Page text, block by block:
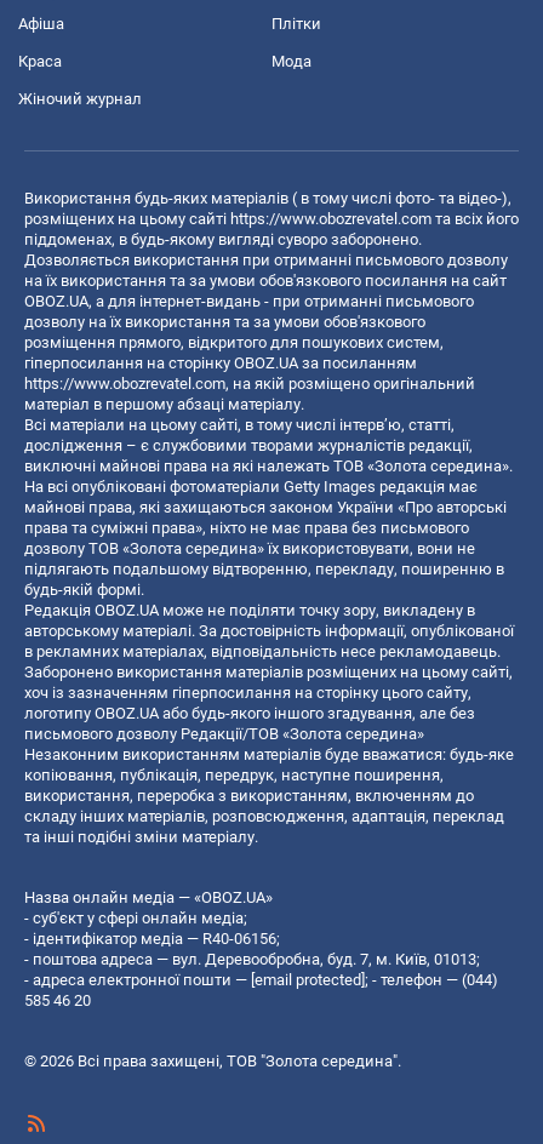
Афіша Плітки
Краса Мода
Жіночий журнал
Використання будь-яких матеріалів ( в тому числі фото- та відео-),
розміщених на цьому сайті https://www.obozrevatel.com та всіх його
піддоменах, в будь-якому вигляді суворо заборонено.
Дозволяється використання при отриманні письмового дозволу
на їх використання та за умови обов'язкового посилання на сайт
OBOZ.UA, а для інтернет-видань - при отриманні письмового
дозволу на їх використання та за умови обов'язкового
розміщення прямого, відкритого для пошукових систем,
гіперпосилання на сторінку OBOZ.UA за посиланням
https://www.obozrevatel.com, на якій розміщено оригінальний
матеріал в першому абзаці матеріалу.
Всі матеріали на цьому сайті, в тому числі інтерв’ю, статті,
дослідження – є службовими творами журналістів редакції,
виключні майнові права на які належать ТОВ «Золота середина».
На всі опубліковані фотоматеріали Getty Images редакція має
майнові права, які захищаються законом України «Про авторські
права та суміжні права», ніхто не має права без письмового
дозволу ТОВ «Золота середина» їх використовувати, вони не
підлягають подальшому відтворенню, перекладу, поширенню в
будь-якій формі.
Редакція OBOZ.UA може не поділяти точку зору, викладену в
авторському матеріалі. За достовірність інформації, опублікованої
в рекламних матеріалах, відповідальність несе рекламодавець.
Заборонено використання матеріалів розміщених на цьому сайті,
хоч із зазначенням гіперпосилання на сторінку цього сайту,
логотипу OBOZ.UA або будь-якого іншого згадування, але без
письмового дозволу Редакції/ТОВ «Золота середина»
Незаконним використанням матеріалів буде вважатися: будь-яке
копiювання, публiкацiя, передрук, наступне поширення,
використання, переробка з використанням, включенням до
складу інших матеріалів, розповсюдження, адаптація, переклад
та інші подібні зміни матеріалу.
Назва онлайн медіа — «OBOZ.UA»
- суб'єкт у сфері онлайн медіа;
- ідентифікатор медіа — R40-06156;
- поштова адреса — вул. Деревообробна, буд. 7, м. Київ, 01013;
- адреса електронної пошти — [email protected]; - телефон — (044)
585 46 20
© 2026 Всі права захищені, ТОВ "Золота середина".